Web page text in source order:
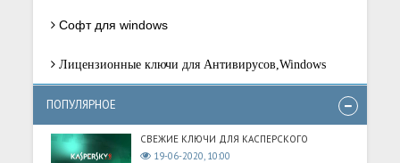
Софт для windows
Лицензионные ключи для Антивирусов,Windows
ПОПУЛЯРНОЕ
СВЕЖИЕ КЛЮЧИ ДЛЯ КАСПЕРСКОГО
19-06-2020, 10:00